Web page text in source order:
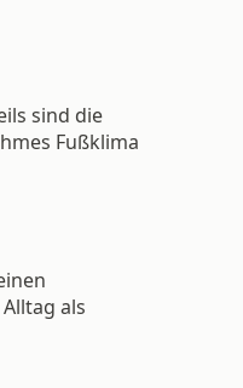
sind die
Fußklima
als